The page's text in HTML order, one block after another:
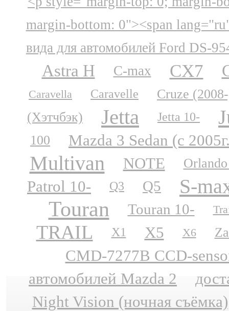
margin-bottom: 0"><span
вида для автомобилей Ford DS-
Astra H C-max CX7
Caravella Caravelle
Cruze
(Хэтчбэк)
Jetta Jetta 10-
100 Mazda 3 Sedan (с
Multivan NOTE
Patrol 10- Q3 Q5 S-
Touran Touran 10-
TRAIL X1 X5 X6
CMD-7277B CCD-
автомобилей Mazda 2
Night Vision (ночная съёмка)